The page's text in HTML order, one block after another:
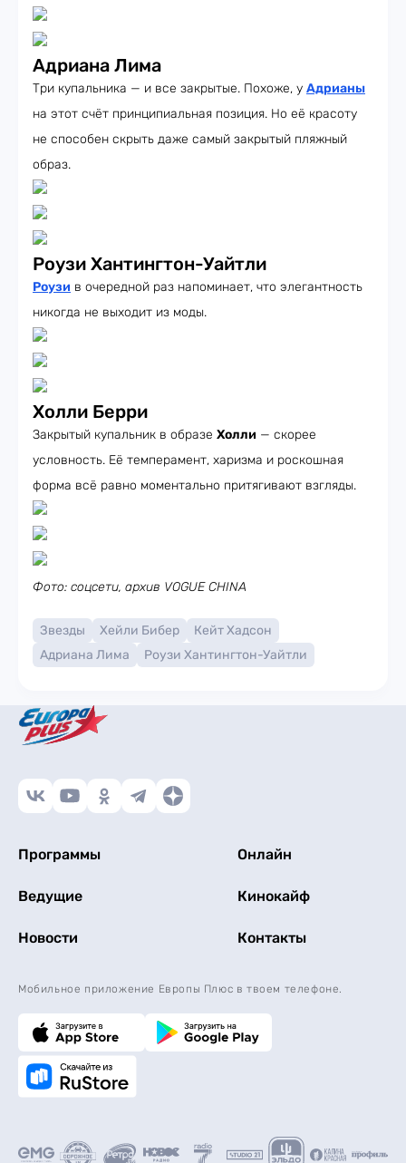
Адриана Лима
Три купальника — и все закрытые. Похоже, у Адрианы
на этот счёт принципиальная позиция. Но её красоту
не способен скрыть даже самый закрытый пляжный
образ.
Роузи Хантингтон-Уайтли
Роузи в очередной раз напоминает, что элегантность
никогда не выходит из моды.
Холли Берри
Закрытый купальник в образе Холли — скорее
условность. Её темперамент, харизма и роскошная
форма всё равно моментально притягивают взгляды.
Фото: соцсети, архив VOGUE CHINA
Звезды Хейли Бибер
Кейт Хадсон
Адриана Лима
Роузи Хантингтон-Уайтли
Программы Онлайн
Ведущие Кинокайф
Новости Контакты
Мобильное приложение Европы Плюс в твоем телефоне.